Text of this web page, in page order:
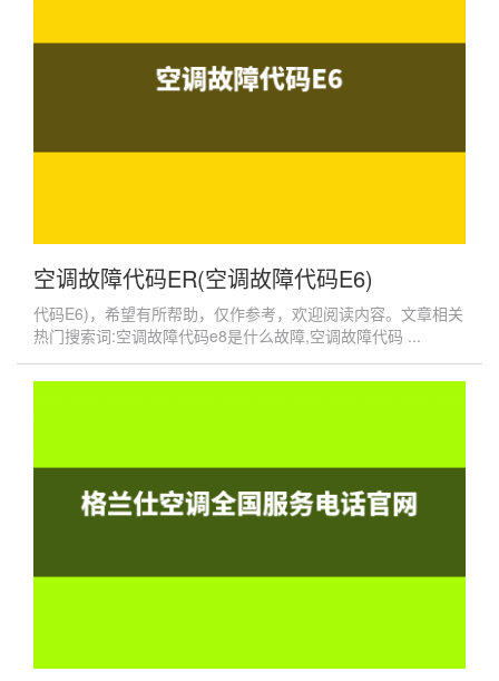
空调故障代码ER(空调故障代码E6)
代码E6)，希望有所帮助，仅作参考，欢迎阅读内容。文章相关
热门搜索词:空调故障代码e8是什么故障,空调故障代码 ...